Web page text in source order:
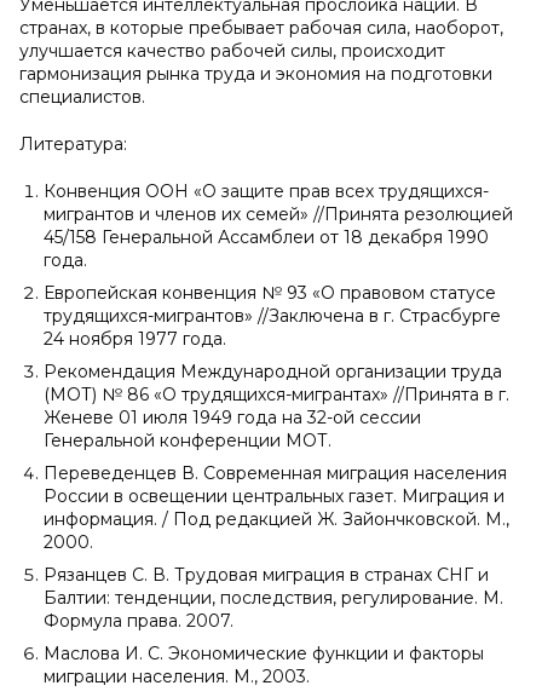
Уменьшается интеллектуальная прослойка нации. В
странах, в которые пребывает рабочая сила, наоборот,
улучшается качество рабочей силы, происходит
гармонизация рынка труда и экономия на подготовки
специалистов.
Литература:
Конвенция ООН «О защите прав всех трудящихся-
мигрантов и членов их семей» //Принята резолюцией
45/158 Генеральной Ассамблеи от 18 декабря 1990
года.
Европейская конвенция № 93 «О правовом статусе
трудящихся-мигрантов» //Заключена в г. Страсбурге
24 ноября 1977 года.
Рекомендация Международной организации труда
(МОТ) № 86 «О трудящихся-мигрантах» //Принята в г.
Женеве 01 июля 1949 года на 32-ой сессии
Генеральной конференции МОТ.
Переведенцев В. Современная миграция населения
России в освещении центральных газет. Миграция и
информация. / Под редакцией Ж. Зайончковской. М.,
2000.
Рязанцев С. В. Трудовая миграция в странах СНГ и
Балтии: тенденции, последствия, регулирование. М.
Формула права. 2007.
Маслова И. С. Экономические функции и факторы
миграции населения. М., 2003.